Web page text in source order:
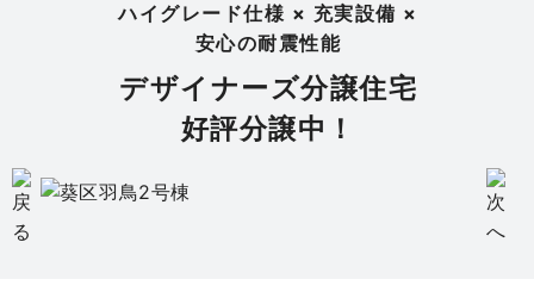
ハイグレード仕様 × 充実設備 ×
安心の耐震性能
デザイナーズ分譲住宅
好評分譲中！